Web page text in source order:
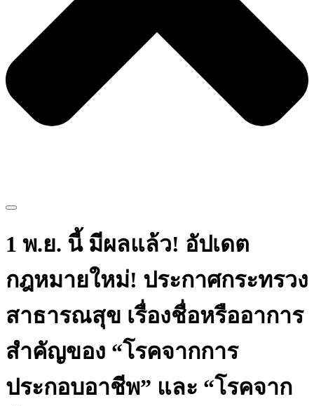
1 พ.ย. นี้ มีผลแล้ว! อัปเดต
กฎหมายใหม่! ประกาศกระทรวง
สาธารณสุข เรื่องชื่อหรืออาการ
สำคัญของ “โรคจากการ
ประกอบอาชีพ” และ “โรคจาก